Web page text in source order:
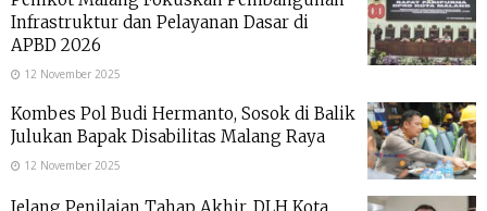
Infrastruktur dan Pelayanan Dasar di
APBD 2026
12 November 2025
Kombes Pol Budi Hermanto, Sosok di Balik
Julukan Bapak Disabilitas Malang Raya
12 November 2025